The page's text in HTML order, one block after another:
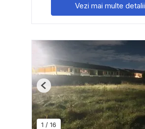
Vezi mai multe detalii
1 / 16
Previous